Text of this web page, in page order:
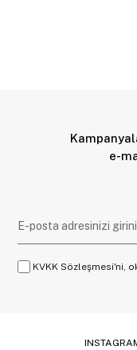
e-
KVKK Sözleşmesi'ni,